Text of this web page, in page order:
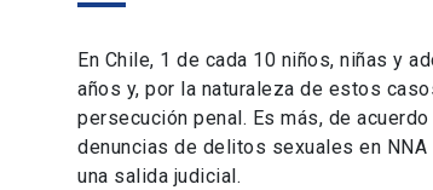
En Chile, 1 de cada 10 niños, niñas y
años y, por la naturaleza de estos
persecución penal. Es más, de
denuncias de delitos sexuales en
una salida judicial.